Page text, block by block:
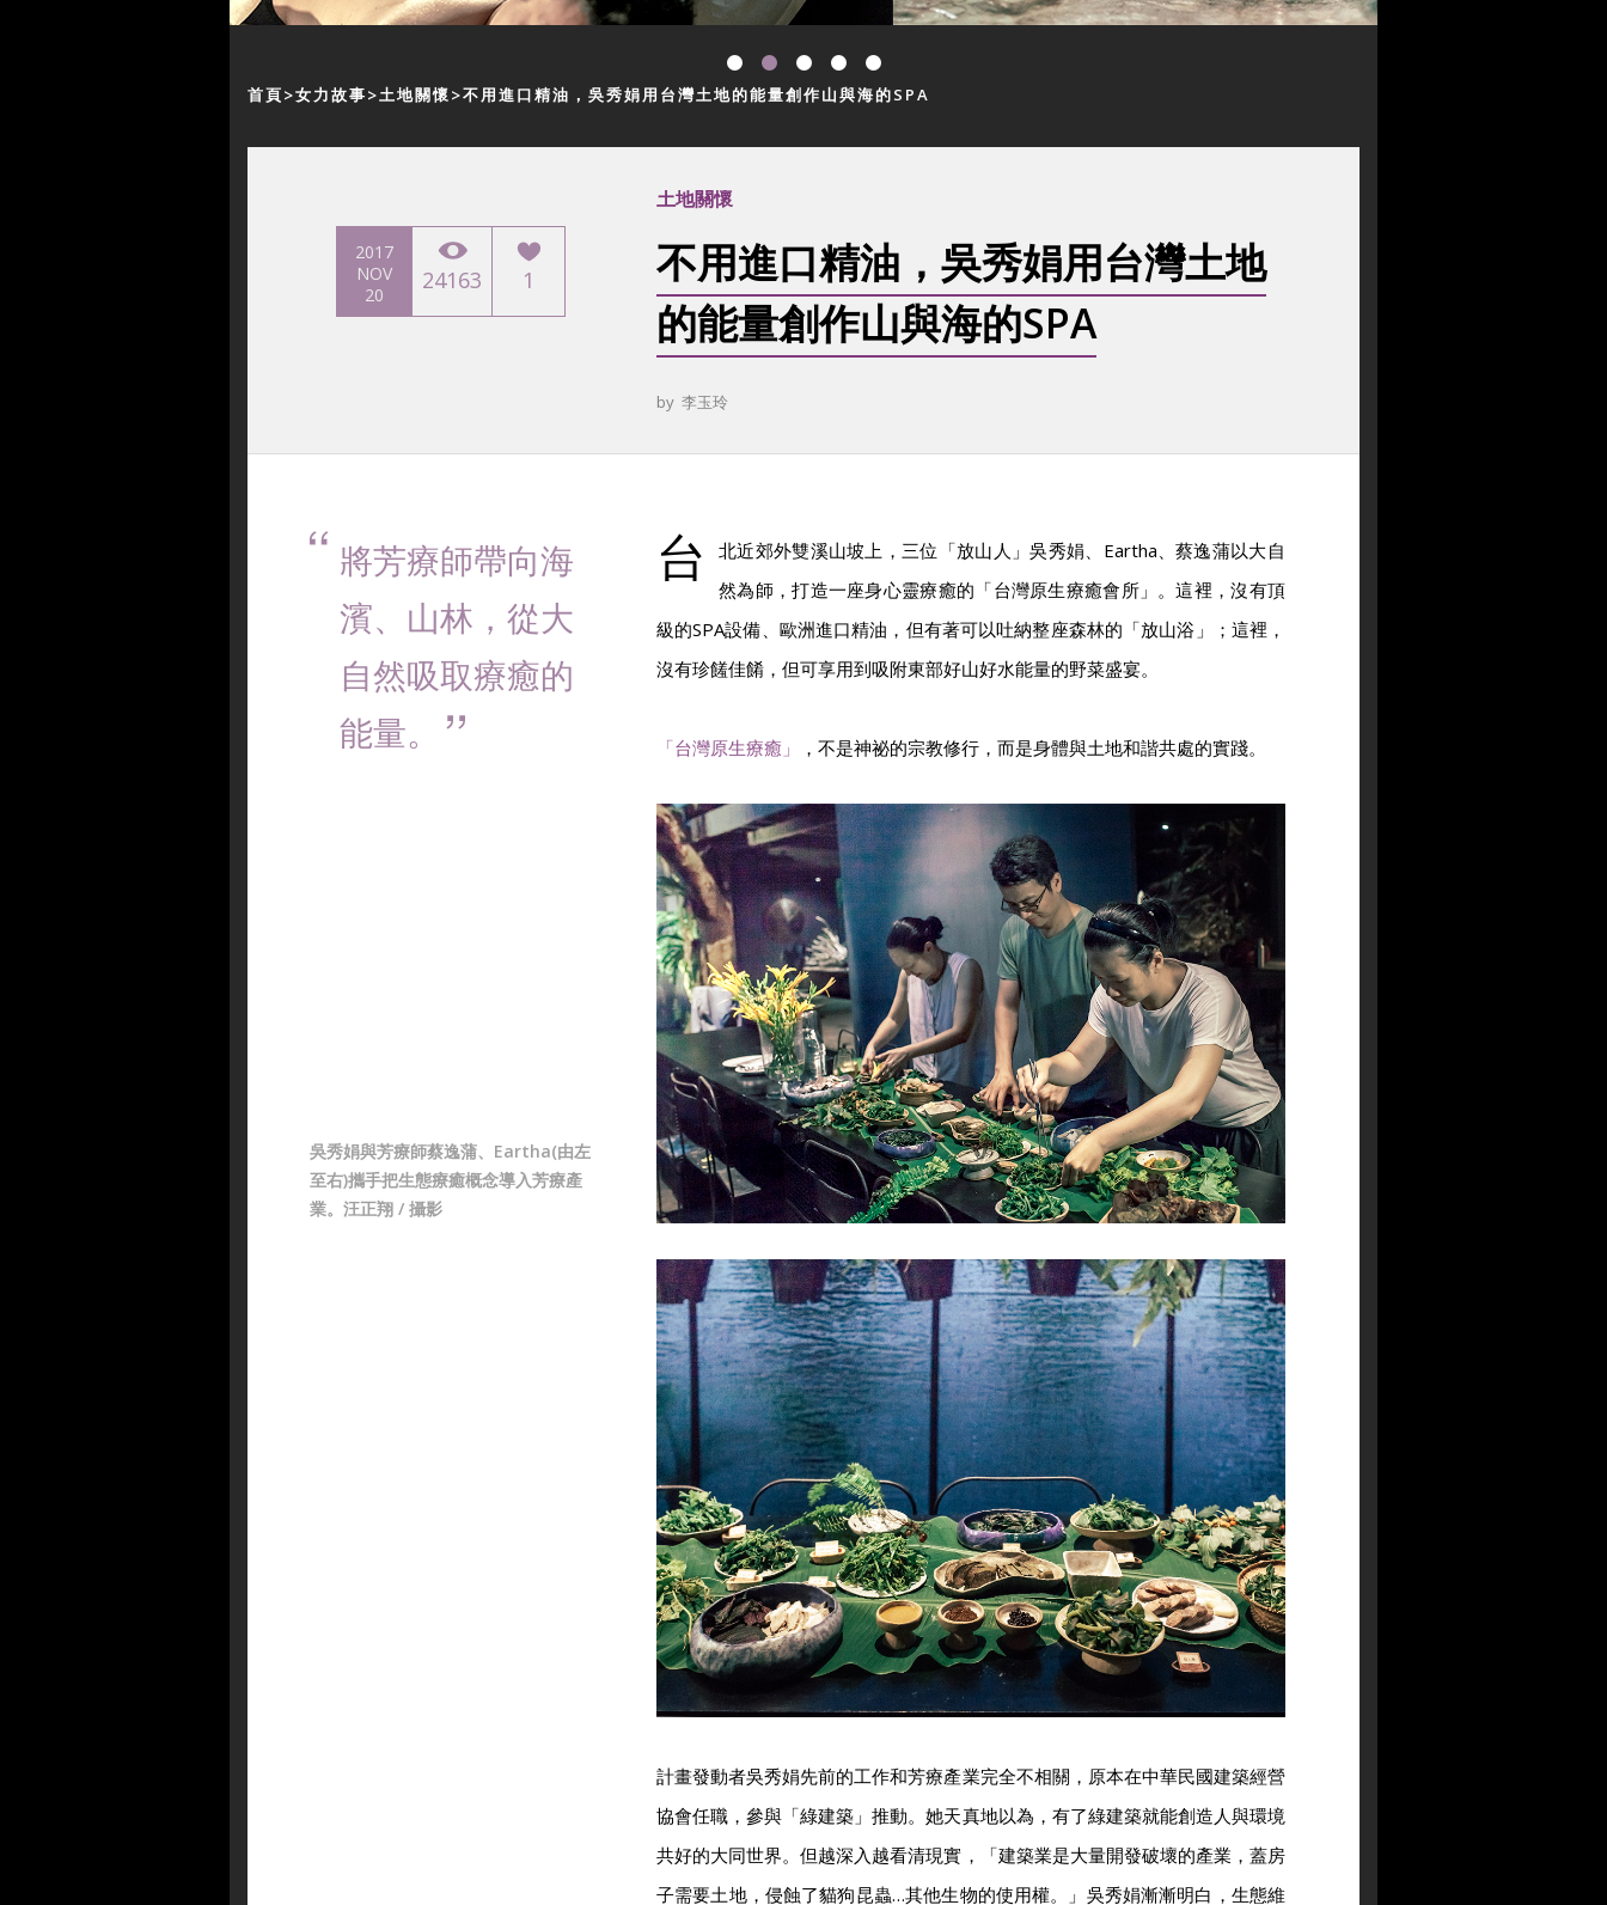
首頁 女力故事 土地關懷 不用進口精油，吳秀娟用台灣土地的能量創作山與海的SPA
2017
NOV
20
24163 1
土地關懷
不用進口精油，吳秀娟用台灣土地
的能量創作山與海的SPA
by 李玉玲
將芳療師帶向海
濱、山林，從大
自然吸取療癒的
能量。
台
北近郊外雙溪山坡上，三位「放山人」吳秀娟、Eartha、蔡逸蒲以大自
然為師，打造一座身心靈療癒的「台灣原生療癒會所」。這裡，沒有頂
級的SPA設備、歐洲進口精油，但有著可以吐納整座森林的「放山浴」；這裡，
沒有珍饈佳餚，但可享用到吸附東部好山好水能量的野菜盛宴。
「台灣原生療癒」 ，不是神祕的宗教修行，而是身體與土地和諧共處的實踐。
吳秀娟與芳療師蔡逸蒲、Eartha(由左
至右)攜手把生態療癒概念導入芳療產
業。汪正翔 / 攝影
計畫發動者吳秀娟先前的工作和芳療產業完全不相關，原本在中華民國建築經營
協會任職，參與「綠建築」推動。她天真地以為，有了綠建築就能創造人與環境
共好的大同世界。但越深入越看清現實，「建築業是大量開發破壞的產業，蓋房
子需要土地，侵蝕了貓狗昆蟲…其他生物的使用權。」吳秀娟漸漸明白，生態維